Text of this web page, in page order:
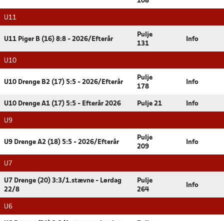
U11
U11 Piger B (16) 8:8 - 2026/Efterår
Pulje
131
Info
U10
U10 Drenge B2 (17) 5:5 - 2026/Efterår
Pulje
178
Info
U10 Drenge A1 (17) 5:5 - Efterår 2026 Pulje 21 Info
U9
U9 Drenge A2 (18) 5:5 - 2026/Efterår
Pulje
209
Info
U7
U7 Drenge (20) 3:3/1.stævne - Lørdag
22/8
Pulje
264
Info
U6